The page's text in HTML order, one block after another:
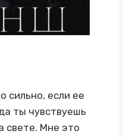
сильно, если ее
ты чувствуешь
свете. Мне это